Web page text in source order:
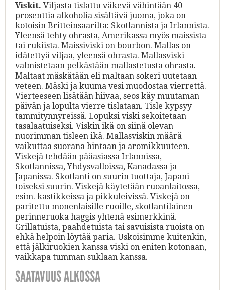
Viskit. Viljasta tislattu väkevä vähintään 40
prosenttia alkoholia sisältävä juoma, joka on
kotoisin Britteinsaarilta: Skotlannista ja Irlannista.
Yleensä tehty ohrasta, Amerikassa myös maissista
tai rukiista. Maissiviski on bourbon. Mallas on
idätettyä viljaa, yleensä ohrasta. Mallasviski
valmistetaan pelkästään mallastetusta ohrasta.
Maltaat mäskätään eli maltaan sokeri uutetaan
veteen. Mäski ja kuuma vesi muodostaa vierrettä.
Vierteeseen lisätään hiivaa, seos käy muutaman
päivän ja lopulta vierre tislataan. Tisle kypsyy
tammitynnyreissä. Lopuksi viski sekoitetaan
tasalaatuiseksi. Viskin ikä on siinä olevan
nuorimman tisleen ikä. Mallasviskin määrä
vaikuttaa suorana hintaan ja aromikkuuteen.
Viskejä tehdään pääasiassa Irlannissa,
Skotlannissa, Yhdysvalloissa, Kanadassa ja
Japanissa. Skotlanti on suurin tuottaja, Japani
toiseksi suurin. Viskejä käytetään ruoanlaitossa,
esim. kastikkeissa ja pikkuleivissä. Viskejä on
paritettu monenlaisille ruoille, skotlantilainen
perinneruoka haggis yhtenä esimerkkinä.
Grillatuista, paahdetuista tai savuisista ruoista on
ehkä helpoin löytää paria. Uskoisimme kuitenkin,
että jälkiruokien kanssa viski on eniten kotonaan,
vaikkapa tumman suklaan kanssa.
SAATAVUUS ALKOSSA